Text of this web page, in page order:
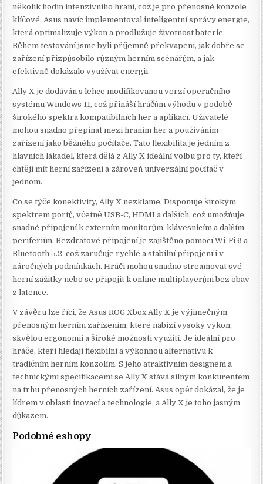
několik hodin intenzivního hraní, což je pro přenosné konzole
klíčové. Asus navíc implementoval inteligentní správy energie,
která optimalizuje výkon a prodlužuje životnost baterie.
Během testování jsme byli příjemně překvapeni, jak dobře se
zařízení přizpůsobilo různým herním scénářům, a jak
efektivně dokázalo využívat energii.
Ally X je dodáván s lehce modifikovanou verzí operačního
systému Windows 11, což přináší hráčům výhodu v podobě
širokého spektra kompatibilních her a aplikací. Uživatelé
mohou snadno přepínat mezi hraním her a používáním
zařízení jako běžného počítače. Tato flexibilita je jedním z
hlavních lákadel, která dělá z Ally X ideální volbu pro ty, kteří
chtějí mít herní zařízení a zároveň univerzální počítač v
jednom.
Co se týče konektivity, Ally X nezklame. Disponuje širokým
spektrem portů, včetně USB-C, HDMI a dalších, což umožňuje
snadné připojení k externím monitorům, klávesnicím a dalším
periferiím. Bezdrátové připojení je zajištěno pomocí Wi-Fi 6 a
Bluetooth 5.2, což zaručuje rychlé a stabilní připojení i v
náročných podmínkách. Hráči mohou snadno streamovat své
herní zážitky nebo se připojit k online multiplayerům bez obav
z latence.
V závěru lze říci, že Asus ROG Xbox Ally X je výjimečným
přenosným herním zařízením, které nabízí vysoký výkon,
skvělou ergonomii a široké možnosti využití. Je ideální pro
hráče, kteří hledají flexibilní a výkonnou alternativu k
tradičním herním konzolím. S jeho atraktivním designem a
technickými specifikacemi se Ally X stává silným konkurentem
na trhu přenosných herních zařízení. Asus opět dokázal, že je
lídrem v oblasti inovací a technologie, a Ally X je toho jasným
důkazem.
Podobné eshopy